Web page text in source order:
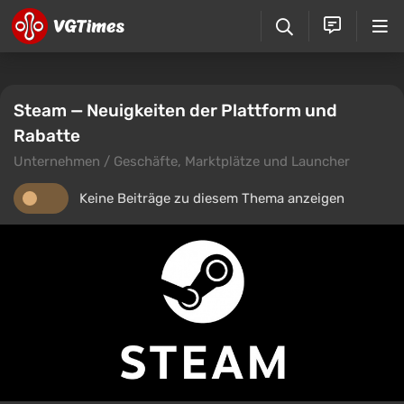
Steam — Neuigkeiten der Plattform und
Rabatte
Unternehmen / Geschäfte, Marktplätze und Launcher
Keine Beiträge zu diesem Thema anzeigen